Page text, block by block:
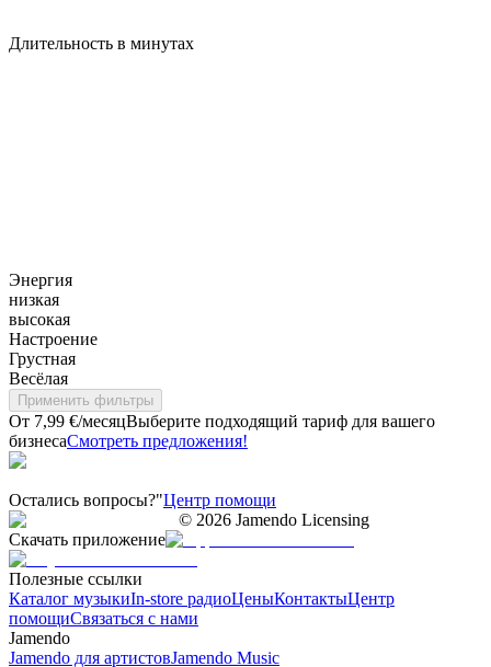
Длительность в минутах
Энергия
низкая
высокая
Настроение
Грустная
Весёлая
Применить фильтры
От 7,99 €/месяцВыберите подходящий тариф для вашего
бизнесаСмотреть предложения!
Остались вопросы?"Центр помощи
© 2026 Jamendo Licensing
Скачать приложение
Полезные ссылки
Каталог музыкиIn-store радиоЦеныКонтактыЦентр
помощиСвязаться с нами
Jamendo
Jamendo для артистовJamendo Music